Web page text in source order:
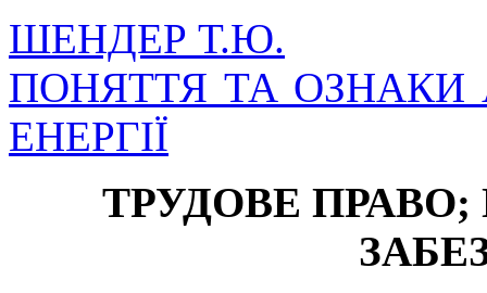
ШЕНДЕР Т.Ю.
ПОНЯТТЯ ТА ОЗНАКИ
ЕНЕРГІЇ
ТРУДОВЕ